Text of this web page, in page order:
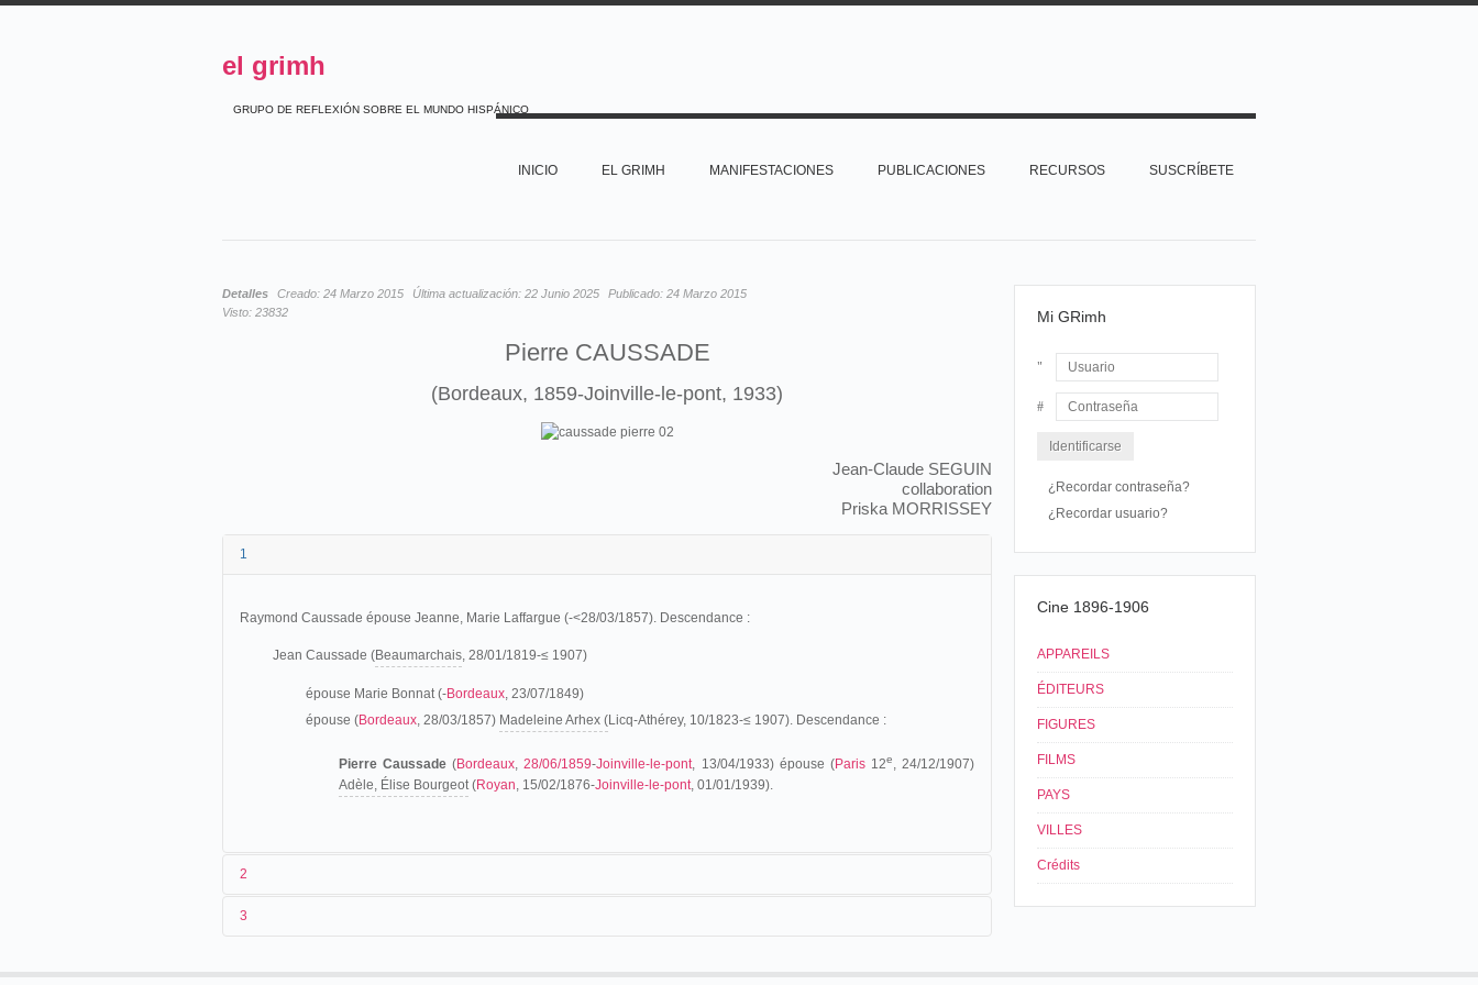
el grimh
GRUPO DE REFLEXIÓN SOBRE EL MUNDO HISPÁNICO
INICIO EL GRIMH MANIFESTACIONES PUBLICACIONES RECURSOS SUSCRÍBETE
Detalles Creado: 24 Marzo 2015 Última actualización: 22 Junio 2025 Publicado: 24 Marzo 2015
Visto: 23832
Pierre CAUSSADE
(Bordeaux, 1859-Joinville-le-pont, 1933)
Jean-Claude SEGUIN
collaboration
Priska MORRISSEY
1
Raymond Caussade épouse Jeanne, Marie Laffargue (-<28/03/1857). Descendance :
Jean Caussade (Beaumarchais, 28/01/1819-≤ 1907)
épouse Marie Bonnat (-Bordeaux, 23/07/1849)
épouse (Bordeaux, 28/03/1857) Madeleine Arhex (Licq-Athérey, 10/1823-≤ 1907). Descendance :
Pierre Caussade (Bordeaux,28/06/1859-Joinville-le-pont, 13/04/1933) épouse (Paris12e, 24/12/1907)
Adèle, Élise Bourgeot(Royan, 15/02/1876-Joinville-le-pont, 01/01/1939).
2
3
Mi GRimh
Usuario
¿Recordar contraseña?
¿Recordar usuario?
Cine 1896-1906
APPAREILS
ÉDITEURS
FIGURES
FILMS
PAYS
VILLES
Crédits